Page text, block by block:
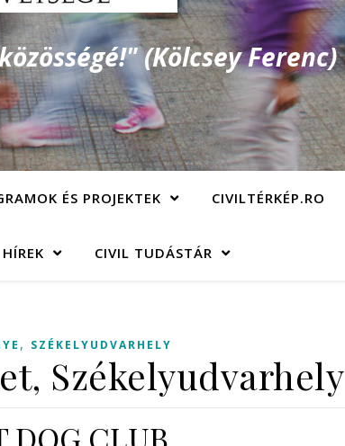
(Kölcsey Ferenc)
ÉS PROJEKTEK CIVILTÉRKÉP.RO
HÍREK CIVIL TUDÁSTÁR
, SZÉKELYUDVARHELY
Székelyudvarhely